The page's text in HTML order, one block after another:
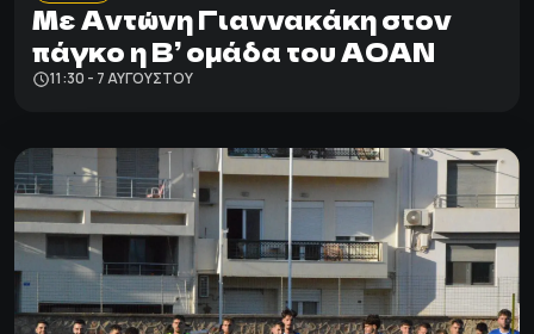
Με Αντώνη Γιαννακάκη στον
πάγκο η Β’ ομάδα του ΑΟΑΝ
11:30 - 7 ΑΥΓΟΎΣΤΟΥ